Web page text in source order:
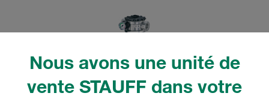
Nous avons une unité de
vente STAUFF dans votre